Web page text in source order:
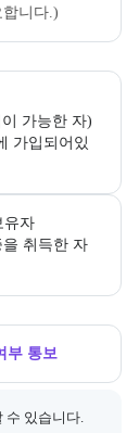
니다.)
한다.
가입되어있
내한다.
부 통보
수 있습니다.